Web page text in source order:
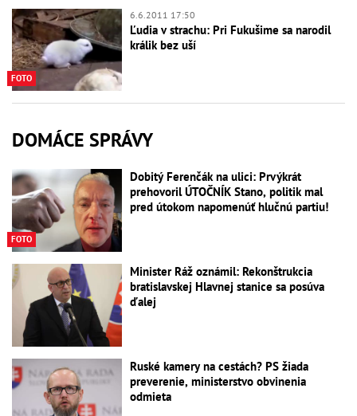
FOTO
6.6.2011 17:50
Ľudia v strachu: Pri Fukušime sa narodil
králik bez uší
DOMÁCE SPRÁVY
FOTO
Dobitý Ferenčák na ulici: Prvýkrát
prehovoril ÚTOČNÍK Stano, politik mal
pred útokom napomenúť hlučnú partiu!
Minister Ráž oznámil: Rekonštrukcia
bratislavskej Hlavnej stanice sa posúva
ďalej
Ruské kamery na cestách? PS žiada
preverenie, ministerstvo obvinenia
odmieta